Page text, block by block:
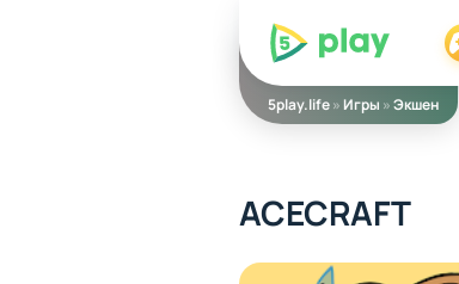
5play
5play.life»Игры »Экшен
ACECRAFT